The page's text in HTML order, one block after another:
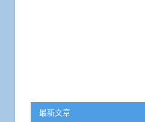
最新文章